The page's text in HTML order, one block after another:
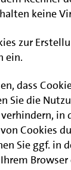
keine
zur
ein.
dass
Sie die
in
Cookies
Sie ggf. in